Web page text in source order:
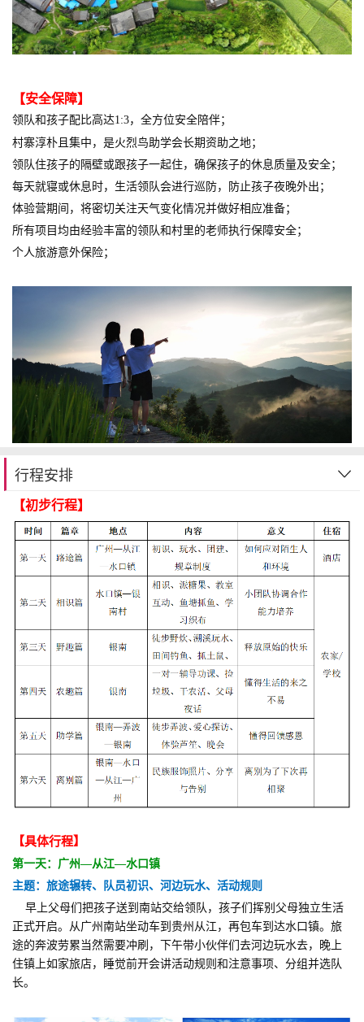
【安全保障】
领队和孩子配比高达1:3，全方位安全陪伴；
村寨淳朴且集中，是火烈鸟助学会长期资助之地；
领队住孩子的隔壁或跟孩子一起住， 确保孩子的休息质量及安全；
每天就寝或休息时，生活领队会进行巡防，防止孩子夜晚外出；
体验营期间，将密切关注天气变化情况并做好相应准备；
所有项目均由经验丰富的领队和村里的老师执行保障安全；
个人旅游意外保险；
行程安排
【初步行程】
【具体行程】
第一天：广州—从江—水口镇
主题：旅途辗转、队员初识、河边玩水、活动规则
早上父母们把孩子送到南站交给领队，孩子们挥别父母独立生活
正式开启。从广州南站坐动车到贵州从江，再包车到达水口镇。旅
途的奔波劳累当然需要冲刷，下午带小伙伴们去河边玩水去，晚上
住镇上如家旅店，睡觉前开会讲活动规则和注意事项、分组并选队
长。